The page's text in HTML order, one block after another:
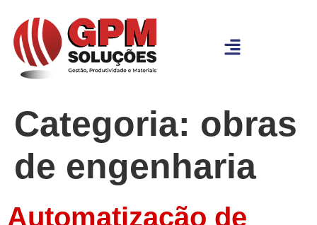
Categoria: obras
de engenharia
Automatização de